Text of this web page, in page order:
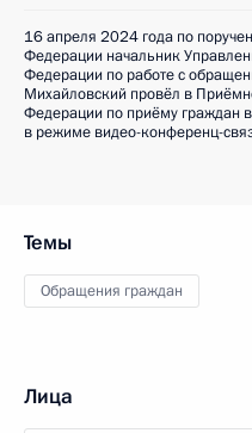
16 апреля 2024 года по
Федерации начальник
Федерации по работе с
Михайловский провёл в
Федерации по приёму граждан
в режиме видео-конференц-
Темы
Обращения граждан
Лица